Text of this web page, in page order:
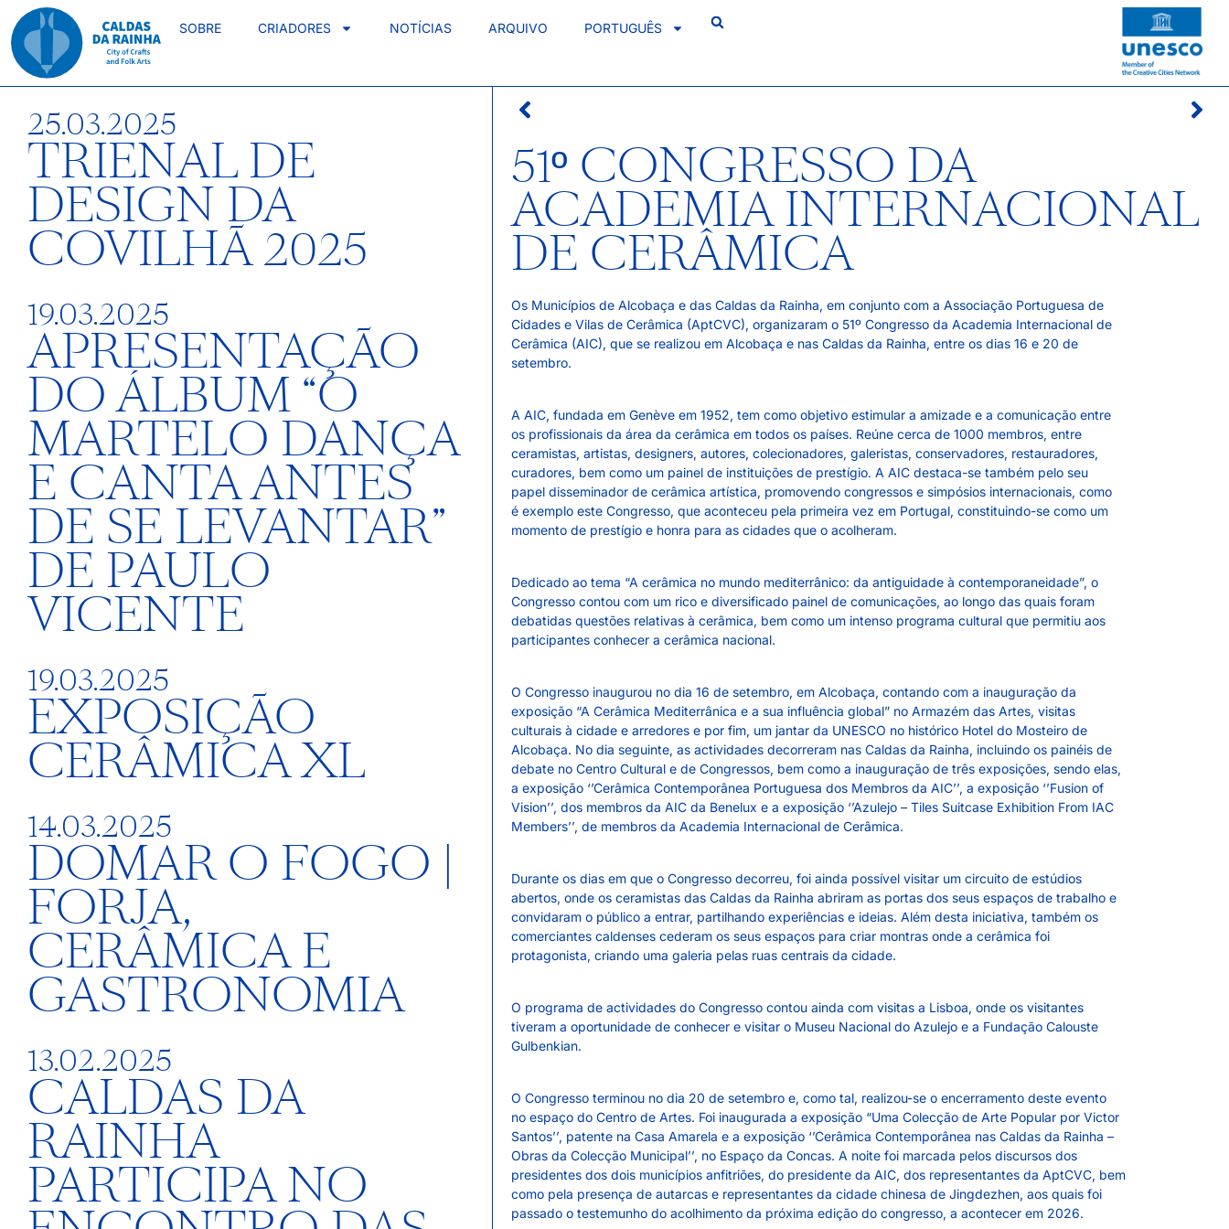
SOBRE CRIADORES NOTÍCIAS ARQUIVO PORTUGUÊS
25.03.2025
TRIENAL DE
DESIGN DA
COVILHÃ 2025
19.03.2025
APRESENTAÇÃO
DO ÁLBUM “O
MARTELO DANÇA
E CANTA ANTES
DE SE LEVANTAR”
DE PAULO
VICENTE
19.03.2025
EXPOSIÇÃO
CERÂMICA XL
14.03.2025
DOMAR O FOGO |
FORJA,
CERÂMICA E
GASTRONOMIA
13.02.2025
CALDAS DA
RAINHA
PARTICIPA NO
51º CONGRESSO DA
ACADEMIA INTERNACIONAL
DE CERÂMICA
Os Municípios de Alcobaça e das Caldas da Rainha, em conjunto com a Associação Portuguesa de
Cidades e Vilas de Cerâmica (AptCVC), organizaram o 51º Congresso da Academia Internacional de
Cerâmica (AIC), que se realizou em Alcobaça e nas Caldas da Rainha, entre os dias 16 e 20 de
setembro.
A AIC, fundada em Genève em 1952, tem como objetivo estimular a amizade e a comunicação entre
os profissionais da área da cerâmica em todos os países. Reúne cerca de 1000 membros, entre
ceramistas, artistas, designers, autores, colecionadores, galeristas, conservadores, restauradores,
curadores, bem como um painel de instituições de prestígio. A AIC destaca-se também pelo seu
papel disseminador de cerâmica artística, promovendo congressos e simpósios internacionais, como
é exemplo este Congresso, que aconteceu pela primeira vez em Portugal, constituindo-se como um
momento de prestígio e honra para as cidades que o acolheram.
Dedicado ao tema “A cerâmica no mundo mediterrânico: da antiguidade à contemporaneidade”, o
Congresso contou com um rico e diversificado painel de comunicações, ao longo das quais foram
debatidas questões relativas à cerâmica, bem como um intenso programa cultural que permitiu aos
participantes conhecer a cerâmica nacional.
O Congresso inaugurou no dia 16 de setembro, em Alcobaça, contando com a inauguração da
exposição “A Cerâmica Mediterrânica e a sua influência global” no Armazém das Artes, visitas
culturais à cidade e arredores e por fim, um jantar da UNESCO no histórico Hotel do Mosteiro de
Alcobaça. No dia seguinte, as actividades decorreram nas Caldas da Rainha, incluindo os painéis de
debate no Centro Cultural e de Congressos, bem como a inauguração de três exposições, sendo elas,
a exposição ‘’Cerâmica Contemporânea Portuguesa dos Membros da AIC’’, a exposição ‘’Fusion of
Vision’’, dos membros da AIC da Benelux e a exposição ‘’Azulejo – Tiles Suitcase Exhibition From IAC
Members’’, de membros da Academia Internacional de Cerâmica.
Durante os dias em que o Congresso decorreu, foi ainda possível visitar um circuito de estúdios
abertos, onde os ceramistas das Caldas da Rainha abriram as portas dos seus espaços de trabalho e
convidaram o público a entrar, partilhando experiências e ideias. Além desta iniciativa, também os
comerciantes caldenses cederam os seus espaços para criar montras onde a cerâmica foi
protagonista, criando uma galeria pelas ruas centrais da cidade.
O programa de actividades do Congresso contou ainda com visitas a Lisboa, onde os visitantes
tiveram a oportunidade de conhecer e visitar o Museu Nacional do Azulejo e a Fundação Calouste
Gulbenkian.
O Congresso terminou no dia 20 de setembro e, como tal, realizou-se o encerramento deste evento
no espaço do Centro de Artes. Foi inaugurada a exposição “Uma Colecção de Arte Popular por Victor
Santos’’, patente na Casa Amarela e a exposição ‘’Cerâmica Contemporânea nas Caldas da Rainha –
Obras da Colecção Municipal’’, no Espaço da Concas. A noite foi marcada pelos discursos dos
presidentes dos dois municípios anfitriões, do presidente da AIC, dos representantes da AptCVC, bem
como pela presença de autarcas e representantes da cidade chinesa de Jingdezhen, aos quais foi
passado o testemunho do acolhimento da próxima edição do congresso, a acontecer em 2026.